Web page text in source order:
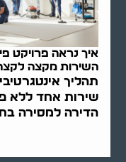
איך נראה פרויקט
השירות מקצה
תהליך
שירות אחד ללא
הדירה למסירה